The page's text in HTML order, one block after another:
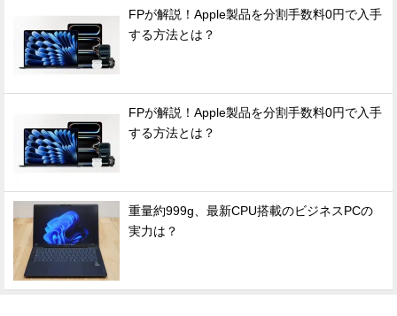
FPが解説！Apple製品を分割手数料0円で入手
する方法とは？
FPが解説！Apple製品を分割手数料0円で入手
する方法とは？
重量約999g、最新CPU搭載のビジネスPCの
実力は？